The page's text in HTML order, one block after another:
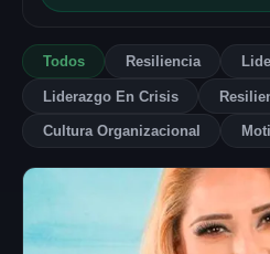
Todos Resiliencia
Liderazgo En Crisis
Cultura Organizacional